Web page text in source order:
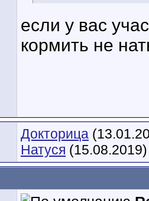
если у вас
кормить не
Докторица
Натуся (15.08.2019)